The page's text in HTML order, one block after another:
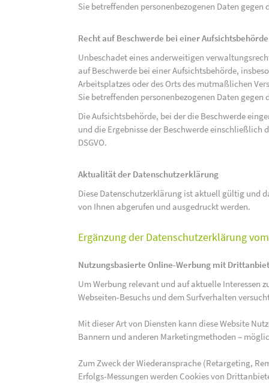
Sie betreffenden personenbezogenen Daten gegen
Recht auf Beschwerde bei einer Aufsichtsbehörde
Unbeschadet eines anderweitigen
auf Beschwerde bei einer Aufsichtsbehörde,
Arbeitsplatzes oder des Orts des mutmaßlichen
Sie betreffenden personenbezogenen Daten gegen
Die Aufsichtsbehörde, bei der die Beschwerde
und die Ergebnisse der Beschwerde
DSGVO.
Aktualität der Datenschutzerklärung
Diese Datenschutzerklärung ist aktuell gültig und
von Ihnen abgerufen und ausgedruckt werden.
Ergänzung der Datenschutzerklärung
Nutzungsbasierte Online-Werbung mit
Um Werbung relevant und auf aktuelle Interessen
Webseiten-Besuchs und dem Surfverhalten
Mit dieser Art von Diensten kann diese Website
Bannern und anderen Marketingmethoden –
Zum Zweck der Wiederansprache (Retargeting,
Erfolgs-Messungen werden Cookies von